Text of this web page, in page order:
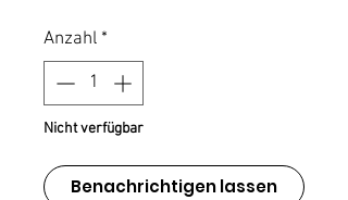
Anzahl *
Nicht verfügbar
Benachrichtigen lassen